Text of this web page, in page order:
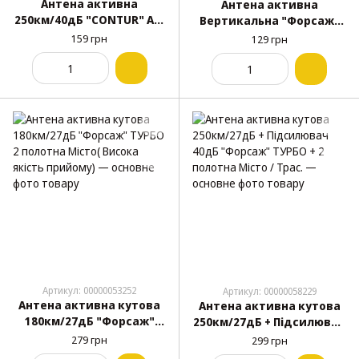
Антена активна
250км/40дБ "CONTUR" AE-
033 (2 підсил./індикатор
бортової мережі)
159 грн
Антена активна
Вертикальна "Форсаж"
Vertical 444
129 грн
Артикул: 00000053252
Антена активна кутова
180км/27дБ "Форсаж"
ТУРБО 2 полотна Місто(
Висока якість прийому)
279 грн
Артикул: 00000058229
Антена активна кутова
250км/27дБ + Підсилювач
40дБ "Форсаж" ТУРБО + 2
полотна Місто / Трас.
299 грн